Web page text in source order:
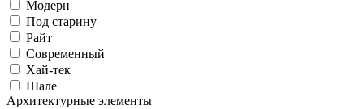
Модерн
Под старину
Райт
Современный
Хай-тек
Шале
Архитектурные элементы